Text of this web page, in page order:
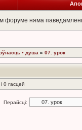
форуме няма
• душа » 07. урок
і 0 гасцей
Перайсці: